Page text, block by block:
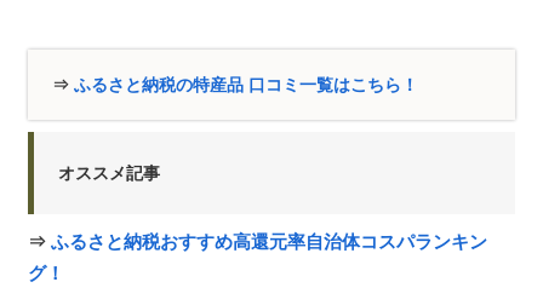
⇒ ふるさと納税の特産品 口コミ一覧はこちら！
オススメ記事
⇒ ふるさと納税おすすめ高還元率自治体コスパランキン
グ！